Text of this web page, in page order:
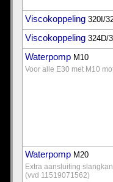
Viscokoppeling 320I/
Viscokoppeling 324D/
Waterpomp M10
Voor alle E30 met M10
Waterpomp M20
Extra aansluiting
(vvd 11519071562)